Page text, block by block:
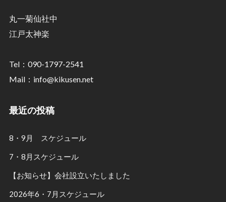
丸一菊仙社中
江戸太神楽
Tel：090-1797-2541
Mail：info@kikusen.net
最近の投稿
8・9月 スケジュール
7・8月スケジュール
【お知らせ】会社設立いたしました
2026年6・7月スケジュール